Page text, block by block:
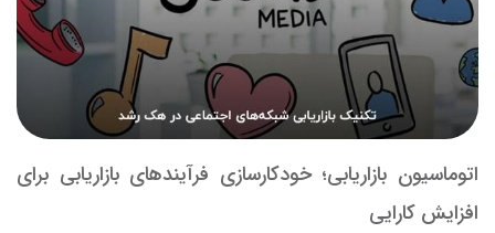
اتوماسیون بازاریابی؛ خودکارسازی فرآیندهای بازاریابی برای
افزایش کارایی